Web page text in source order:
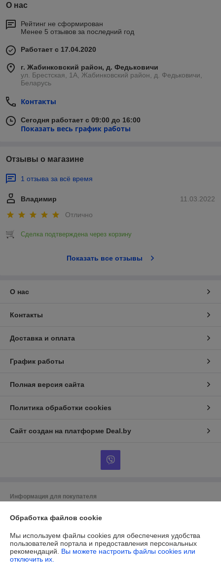
О нас
Рейтинг не сформирован
Менее 5 отзывов за последний год
Работает с 17.04.2020
г. Жабинковский район, д. Федьковичи
ул. Брестская, 1А, Жабинковский район, д. Федьковичи,
Беларусь
Контакты
Сегодня работает с 09:00 до 16:00
Показать весь график работы
Отзывы о магазине
1 отзыва за всё время
11.03.2022
Владимир
Отлично
Сделка подтверждена через корзину
Показать все отзывы
О нас
Контакты
Доставка и оплата
График работы
Полная версия сайта
Политика обработки cookies
Сайт создан на платформе Deal.by
Информация для покупателя
ОТВЕТСТВЕННОСТЬЮ «МАЙАКС»
Брестская, 1А
Регистрационный номер ЕГР: 291188890
Обработка файлов cookie
Мы используем файлы cookies для обеспечения удобства
пользователей портала и предоставления персональных
рекомендаций. Вы можете настроить файлы cookies или
отключить их.